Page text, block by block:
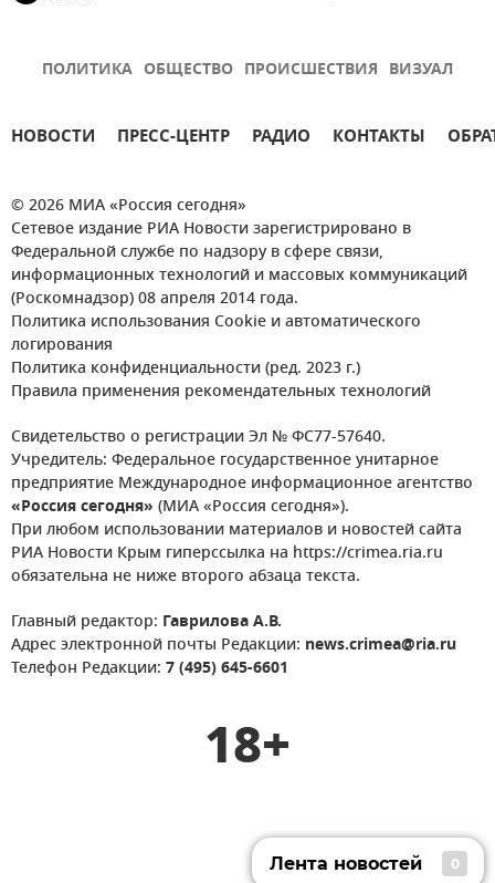
ПОЛИТИКА ОБЩЕСТВО ПРОИСШЕСТВИЯ ВИЗУАЛ
НОВОСТИ ПРЕСС-ЦЕНТР РАДИО КОНТАКТЫ
© 2026 МИА «Россия сегодня»
Сетевое издание РИА Новости зарегистрировано в
Федеральной службе по надзору в сфере связи,
информационных технологий и массовых коммуникаций
(Роскомнадзор) 08 апреля 2014 года.
Политика использования Cookie и автоматического
логирования
Политика конфиденциальности (ред. 2023 г.)
Правила применения рекомендательных технологий
Свидетельство о регистрации Эл № ФС77-57640.
Учредитель: Федеральное государственное унитарное
предприятие Международное информационное агентство
«Россия сегодня» (МИА «Россия сегодня»).
При любом использовании материалов и новостей сайта
РИА Новости Крым гиперссылка на https://crimea.ria.ru
обязательна не ниже второго абзаца текста.
Главный редактор: Гаврилова А.В.
Адрес электронной почты Редакции: news.crimea@ria.ru
Телефон Редакции: 7 (495) 645-6601
18+
Лента новостей 0